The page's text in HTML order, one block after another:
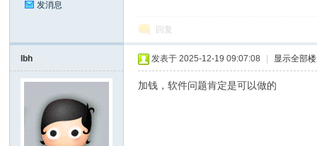
发消息
回复
lbh 发表于 2025-12-19 09:07:08 显示全部
加钱，软件问题肯定是可以做的